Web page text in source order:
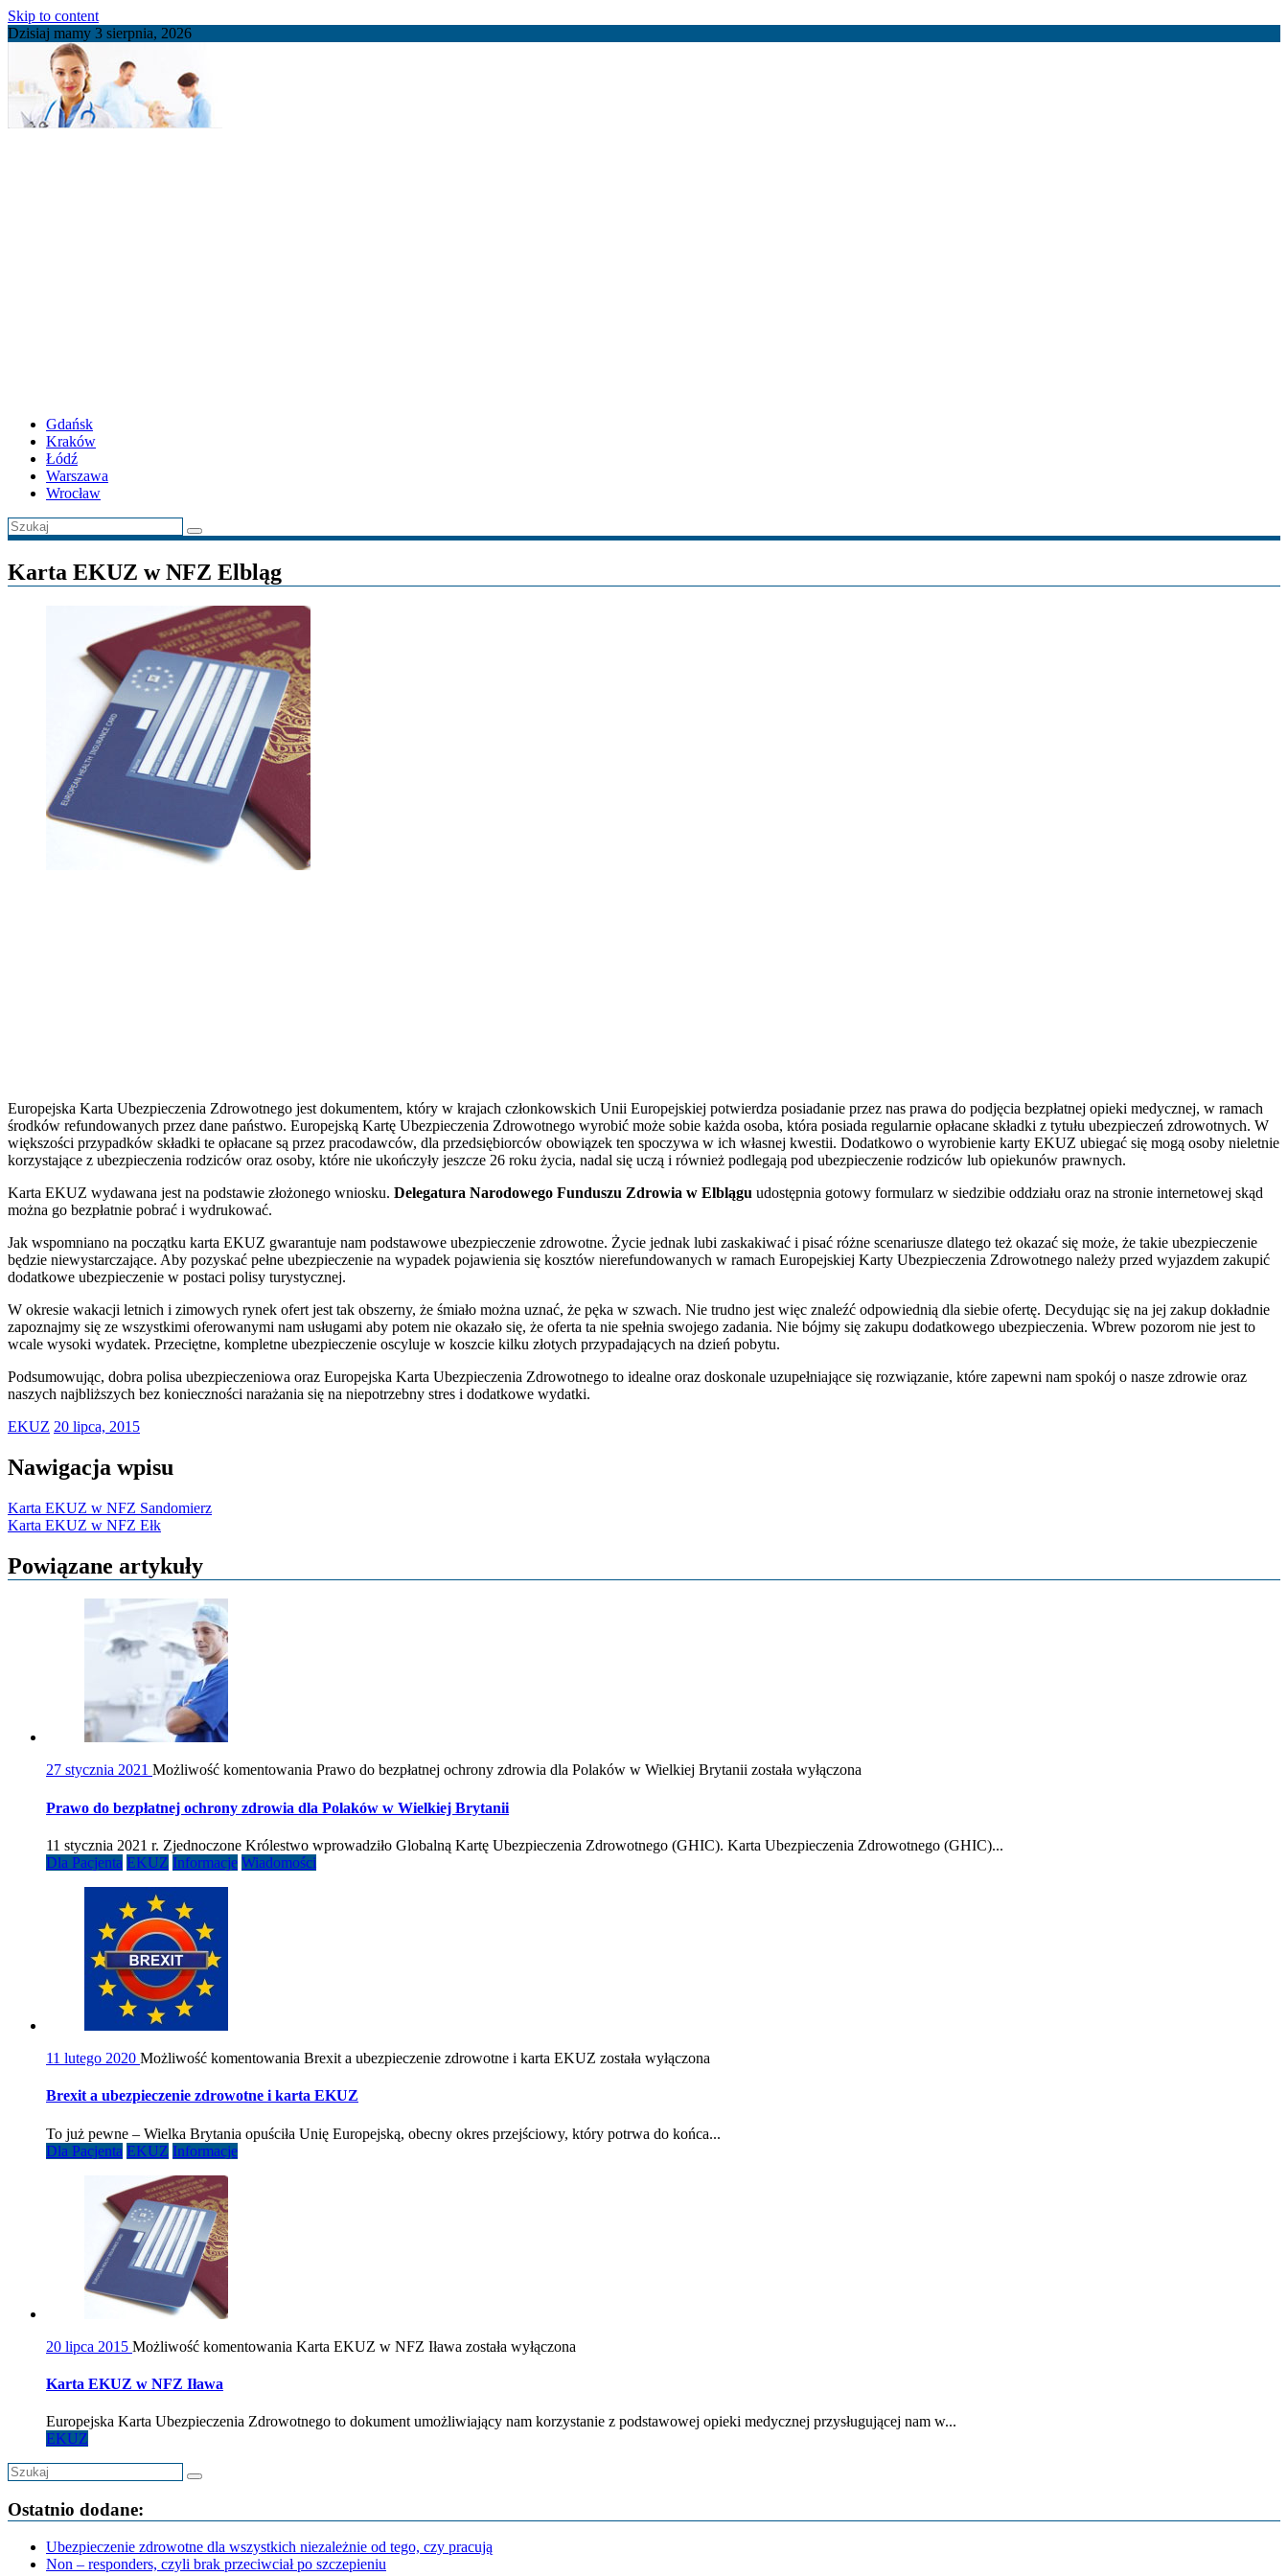
Skip to content
Dzisiaj mamy 3 sierpnia, 2026
Gdańsk
Kraków
Łódź
Warszawa
Wrocław
Karta EKUZ w NFZ Elbląg
Europejska Karta Ubezpieczenia Zdrowotnego jest dokumentem, który w krajach członkowskich Unii Europejskiej potwierdza posiadanie przez nas prawa do podjęcia bezpłatnej opieki medycznej, w ramach
środków refundowanych przez dane państwo. Europejską Kartę Ubezpieczenia Zdrowotnego wyrobić może sobie każda osoba, która posiada regularnie opłacane składki z tytułu ubezpieczeń zdrowotnych. W
większości przypadków składki te opłacane są przez pracodawców, dla przedsiębiorców obowiązek ten spoczywa w ich własnej kwestii. Dodatkowo o wyrobienie karty EKUZ ubiegać się mogą osoby nieletnie
korzystające z ubezpieczenia rodziców oraz osoby, które nie ukończyły jeszcze 26 roku życia, nadal się uczą i również podlegają pod ubezpieczenie rodziców lub opiekunów prawnych.
Karta EKUZ wydawana jest na podstawie złożonego wniosku. Delegatura Narodowego Funduszu Zdrowia w Elblągu udostępnia gotowy formularz w siedzibie oddziału oraz na stronie internetowej skąd
można go bezpłatnie pobrać i wydrukować.
Jak wspomniano na początku karta EKUZ gwarantuje nam podstawowe ubezpieczenie zdrowotne. Życie jednak lubi zaskakiwać i pisać różne scenariusze dlatego też okazać się może, że takie ubezpieczenie
będzie niewystarczające. Aby pozyskać pełne ubezpieczenie na wypadek pojawienia się kosztów nierefundowanych w ramach Europejskiej Karty Ubezpieczenia Zdrowotnego należy przed wyjazdem zakupić
dodatkowe ubezpieczenie w postaci polisy turystycznej.
W okresie wakacji letnich i zimowych rynek ofert jest tak obszerny, że śmiało można uznać, że pęka w szwach. Nie trudno jest więc znaleźć odpowiednią dla siebie ofertę. Decydując się na jej zakup dokładnie
zapoznajmy się ze wszystkimi oferowanymi nam usługami aby potem nie okazało się, że oferta ta nie spełnia swojego zadania. Nie bójmy się zakupu dodatkowego ubezpieczenia. Wbrew pozorom nie jest to
wcale wysoki wydatek. Przeciętne, kompletne ubezpieczenie oscyluje w koszcie kilku złotych przypadających na dzień pobytu.
Podsumowując, dobra polisa ubezpieczeniowa oraz Europejska Karta Ubezpieczenia Zdrowotnego to idealne oraz doskonale uzupełniające się rozwiązanie, które zapewni nam spokój o nasze zdrowie oraz
naszych najbliższych bez konieczności narażania się na niepotrzebny stres i dodatkowe wydatki.
EKUZ 20 lipca, 2015
Nawigacja wpisu
Karta EKUZ w NFZ Sandomierz
Karta EKUZ w NFZ Ełk
Powiązane artykuły
27 stycznia 2021 Możliwość komentowania Prawo do bezpłatnej ochrony zdrowia dla Polaków w Wielkiej Brytanii została wyłączona
Prawo do bezpłatnej ochrony zdrowia dla Polaków w Wielkiej Brytanii
11 stycznia 2021 r. Zjednoczone Królestwo wprowadziło Globalną Kartę Ubezpieczenia Zdrowotnego (GHIC). Karta Ubezpieczenia Zdrowotnego (GHIC)...
Dla Pacjenta EKUZ Informacje Wiadomości
11 lutego 2020 Możliwość komentowania Brexit a ubezpieczenie zdrowotne i karta EKUZ została wyłączona
Brexit a ubezpieczenie zdrowotne i karta EKUZ
To już pewne – Wielka Brytania opuściła Unię Europejską, obecny okres przejściowy, który potrwa do końca...
Dla Pacjenta EKUZ Informacje
20 lipca 2015 Możliwość komentowania Karta EKUZ w NFZ Iława została wyłączona
Karta EKUZ w NFZ Iława
Europejska Karta Ubezpieczenia Zdrowotnego to dokument umożliwiający nam korzystanie z podstawowej opieki medycznej przysługującej nam w...
EKUZ
Ostatnio dodane:
Ubezpieczenie zdrowotne dla wszystkich niezależnie od tego, czy pracują
Non – responders, czyli brak przeciwciał po szczepieniu